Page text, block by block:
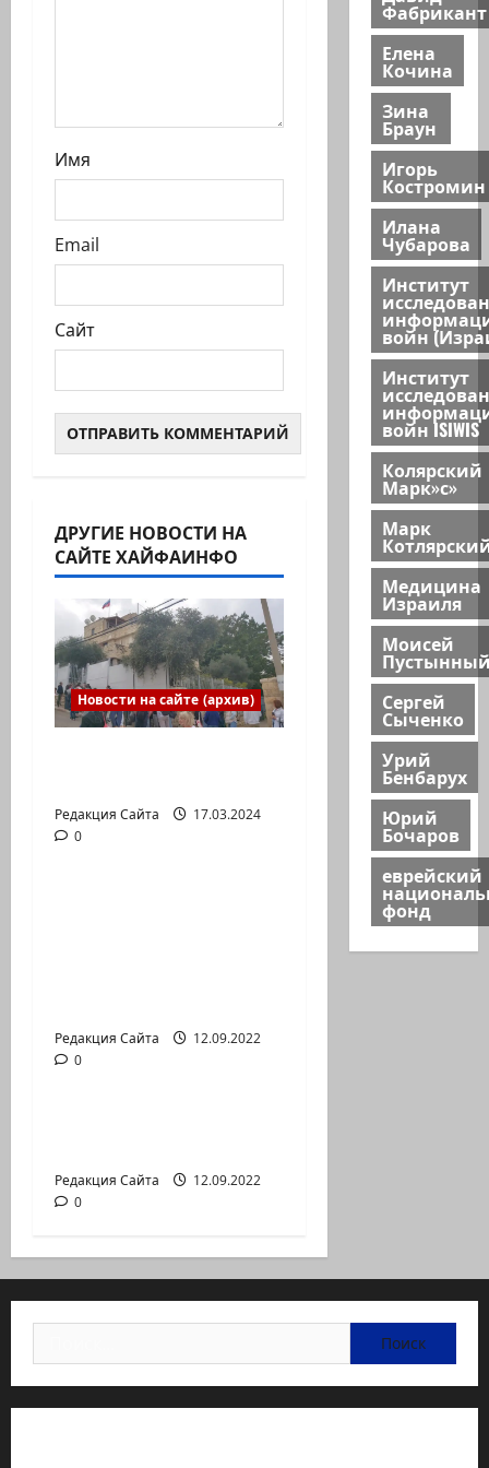
Имя
Email
Сайт
ДРУГИЕ НОВОСТИ НА
САЙТЕ ХАЙФАИНФО
Новости на сайте (архив)
Редакция Сайта
17.03.2024
0Новости на сайте (архив)
Редакция Сайта
12.09.2022
0Новости на сайте (архив)
Редакция Сайта
12.09.2022
0
Фабрикант
Елена
Кочина
Зина
Браун
Игорь
Костромин
Илана
Чубарова
Институт
войн
Институт
войн ISIWIS
Колярский
Марк»с»
Марк
Медицина
Израиля
Моисей
Сергей
Сыченко
Урий
Бенбарух
Юрий
Бочаров
еврейский
фонд